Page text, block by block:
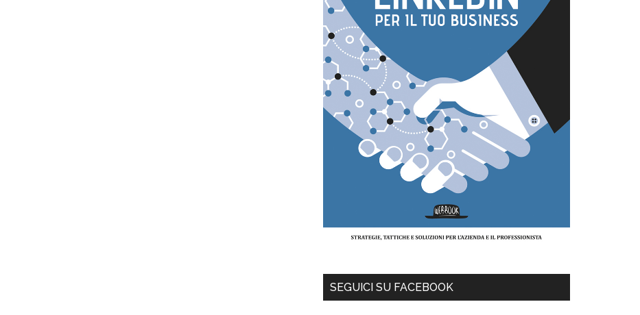
SEGUICI SU FACEBOOK